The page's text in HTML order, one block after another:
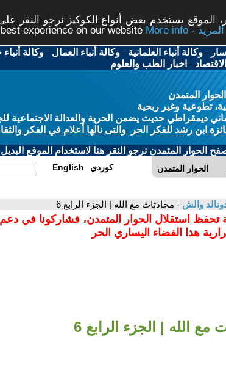
الموقع يستخدم بعض أنواع الكوكيز نرجو النقر
experience on our website
More info - المزيد
-وكالة أنباء العلمانية -وكالة أنباء العمال -وكالة
الاقتصاد - اخبار الطب والعلوم
المتمدن
تطوعية وغير ربحية
ديمقراطي حديث يضمن الحرية والعدالة الاجتماعية
ابن رشد للفكر الحر والتى نالها أعلام في الفكر
الحوار المتمدن نرجو النقر هنا لاستخدام الموقع البديل
الحوار المتمدن English كوردي
والش - محادثات مع الله | الجزء الرابع 6
تحفظ استقلال الحوار المتمدن، فشاركونا في دعم
هذا الفضاء اليساري الحر
مع الله | الجزء الرابع 6